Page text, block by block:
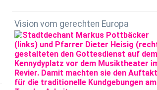
Vision vom gerechten Europa